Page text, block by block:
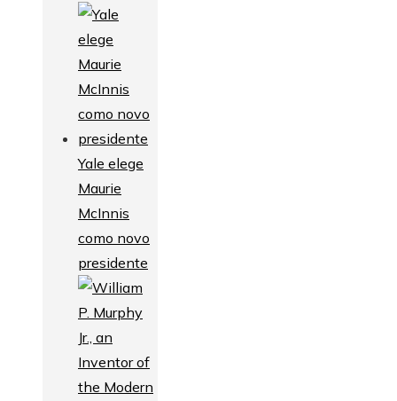
Yale elege
Maurie
McInnis
como novo
presidente